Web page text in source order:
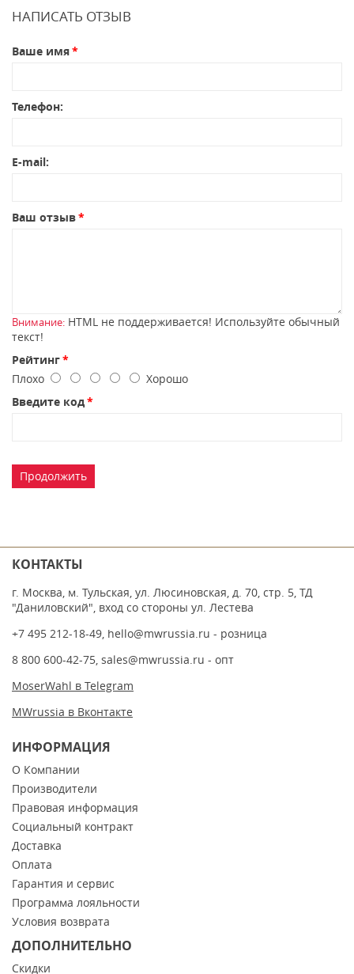
НАПИСАТЬ ОТЗЫВ
Ваше имя
Телефон:
E-mail:
Ваш отзыв
Внимание: HTML не поддерживается! Используйте обычный
текст!
Рейтинг
Плохо
Хорошо
Введите код
Продолжить
КОНТАКТЫ
г. Москва, м. Тульская, ул. Люсиновская, д. 70, стр. 5, ТД
"Даниловский", вход со стороны ул. Лестева
+7 495 212-18-49, hello@mwrussia.ru - розница
8 800 600-42-75, sales@mwrussia.ru - опт
MoserWahl в Telegram
MWrussia в Вконтакте
ИНФОРМАЦИЯ
О Компании
Производители
Правовая информация
Социальный контракт
Доставка
Оплата
Гарантия и сервис
Программа лояльности
Условия возврата
ДОПОЛНИТЕЛЬНО
Скидки